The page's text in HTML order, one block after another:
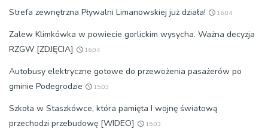
Strefa zewnętrzna Pływalni Limanowskiej już działa! 16:04
Zalew Klimkówka w powiecie gorlickim wysycha. Ważna decyzja
RZGW [ZDJĘCIA]
16:04
Autobusy elektryczne gotowe do przewożenia pasażerów po
gminie Podegrodzie
15:03
Szkoła w Staszkówce, która pamięta I wojnę światową
przechodzi przebudowę [WIDEO]
15:03